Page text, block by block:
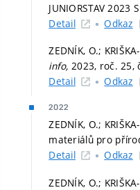
JUNIORSTAV 2023
Detail
Odkaz
ZEDNÍK, O.;
info,2023, roč. 25,
Detail
Odkaz
2022
ZEDNÍK, O.;
materiálů pro
Detail
Odkaz
ZEDNÍK, O.;